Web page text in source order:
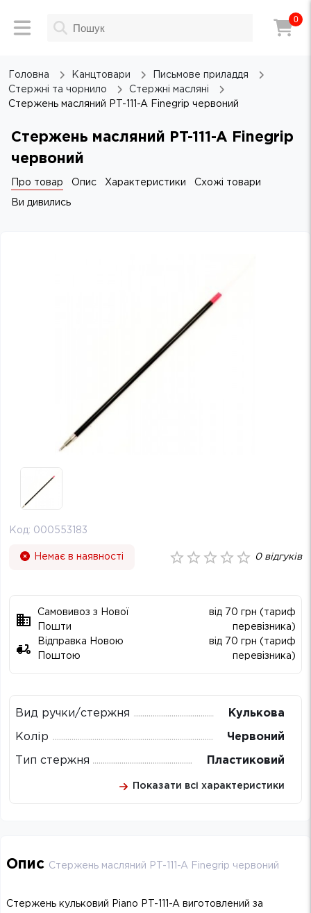
0
Головна Канцтовари
Письмове приладдя
Стержні та чорнило
Стержні масляні
Стержень масляний PT-111-A Finegrip червоний
Стержень масляний PT-111-A Finegrip
червоний
Про товар Опис Характеристики Схожі товари
Ви дивились
Код: 000553183
Немає в наявності 0відгуків
Самовивоз з Нової
Пошти
від 70 грн (тариф
перевізника)
Відправка Новою
Поштою
від 70 грн (тариф
перевізника)
Вид ручки/стержня Кулькова
Колір Червоний
Тип стержня Пластиковий
Показати всі характеристики
Опис Стержень масляний PT-111-A Finegrip червоний
Стержень кульковий Piano PT-111-A виготовлений за